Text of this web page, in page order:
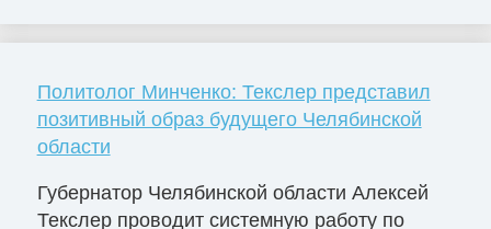
Политолог Минченко: Текслер представил
позитивный образ будущего Челябинской
области
Губернатор Челябинской области Алексей
Текслер проводит системную работу по